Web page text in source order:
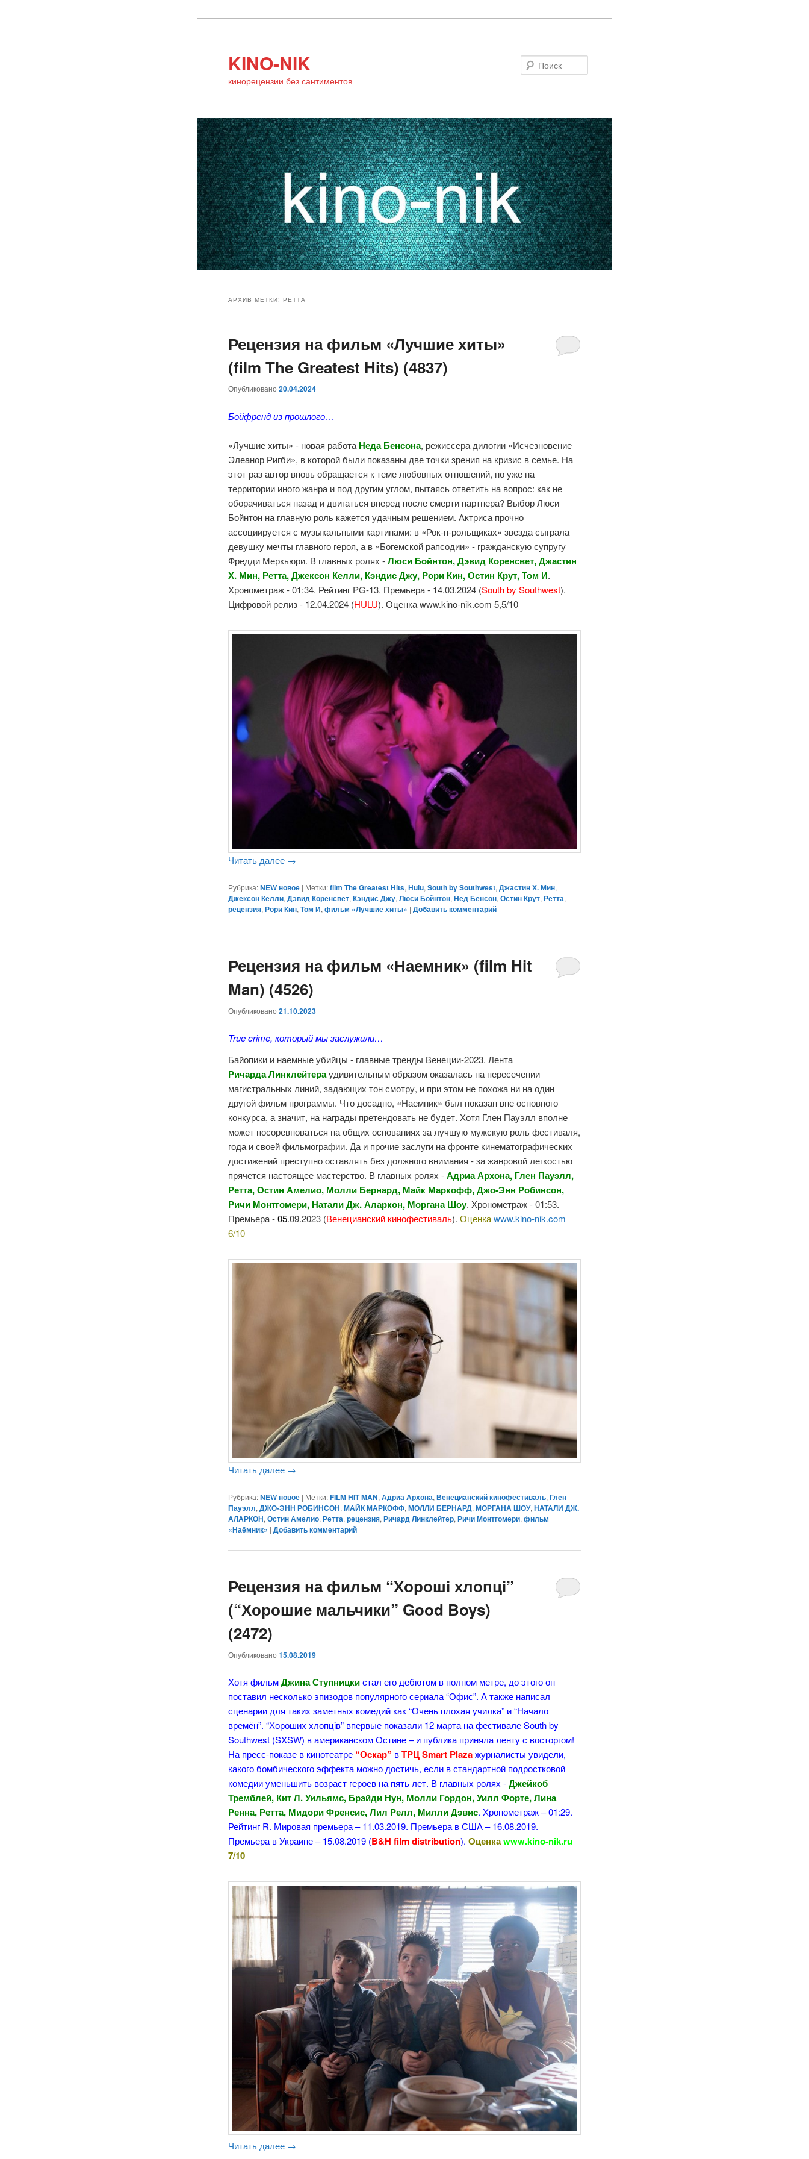
KINO-NIK
кинорецензии без сантиментов
основному
содержимому
дополнительному
содержимому
АРХИВ МЕТКИ:РЕТТА
Рецензия на фильм «Лучшие хиты»
(film The Greatest Hits) (4837)
Опубликовано20.04.2024
Бойфренд из прошлого…
«Лучшие хиты» - новая работа Неда Бенсона, режиссера дилогии «Исчезновение
Элеанор Ригби», в которой были показаны две точки зрения на кризис в семье. На
этот раз автор вновь обращается к теме любовных отношений, но уже на
территории иного жанра и под другим углом, пытаясь ответить на вопрос: как не
оборачиваться назад и двигаться вперед после смерти партнера? Выбор Люси
Бойнтон на главную роль кажется удачным решением. Актриса прочно
ассоциируется с музыкальными картинами: в «Рок-н-рольщиках» звезда сыграла
девушку мечты главного героя, а в «Богемской рапсодии» - гражданскую супругу
Фредди Меркьюри. В главных ролях -Люси Бойнтон, Дэвид Коренсвет, Джастин
Х. Мин, Ретта, Джексон Келли, Кэндис Джу, Рори Кин, Остин Крут, Том И.
Хронометраж - 01:34. Рейтинг PG-13. Премьера - 14.03.2024 (South by Southwest).
Цифровой релиз - 12.04.2024 (HULU). Оценка www.kino-nik.com 5,5/10
Читать далее →
Рубрика: NEW новое | Метки: film The Greatest Hits,Hulu,South by Southwest,Джастин Х. Мин,
Джексон Келли,Дэвид Коренсвет,Кэндис Джу,Люси Бойнтон,Нед Бенсон,Остин Крут,Ретта,
рецензия,Рори Кин,Том И,фильм «Лучшие хиты» |Добавить комментарий
Рецензия на фильм «Наемник» (film Hit
Man) (4526)
Опубликовано21.10.2023
True crime, который мы заслужили…
Байопики и наемные убийцы - главные тренды Венеции-2023. Лента
РичардаЛинклейтераудивительным образом оказалась на пересечении
магистральных линий, задающих тон смотру, и при этом не похожа ни на один
другой фильм программы. Что досадно, «Наемник» был показан вне основного
конкурса, а значит, на награды претендовать не будет. Хотя Глен Пауэлл вполне
может посоревноваться на общих основаниях за лучшую мужскую роль фестиваля,
года и своей фильмографии. Да и прочие заслуги на фронте кинематографических
достижений преступно оставлять без должного внимания - за жанровой легкостью
прячется настоящее мастерство. В главных ролях -Адриа Архона, Глен Пауэлл,
Ретта,Остин Амелио, Молли Бернард, Майк Маркофф,Джо-Энн Робинсон,
Ричи Монтгомери, Натали Дж. Аларкон, Моргана Шоу. Хронометраж - 01:53.
Премьера -05.09.2023 (Венецианский кинофестиваль).Оценкаwww.kino-nik.com
6/10
Читать далее →
Рубрика: NEW новое | Метки: FILM HIT MAN,Адриа Архона,Венецианский кинофестиваль,Глен
Пауэлл,ДЖО-ЭНН РОБИНСОН,МАЙК МАРКОФФ,МОЛЛИ БЕРНАРД,МОРГАНА ШОУ,НАТАЛИ ДЖ.
АЛАРКОН,Остин Амелио,Ретта,рецензия,Ричард Линклейтер,Ричи Монтгомери,фильм
«Наёмник» |Добавить комментарий
Рецензия на фильм “Хорошi хлопцi”
(“Хорошие мальчики” Good Boys)
(2472)
Опубликовано15.08.2019
Хотя фильмДжина Ступницки стал его дебютом в полном метре, до этого он
поставил несколько эпизодов популярного сериала “Офис”. А также написал
сценарии для таких заметных комедий как “Очень плохая училка” и “Начало
времён”. “Хороших хлопцiв” впервые показали 12 марта на фестивале South by
Southwest (SXSW) в американском Остине – и публика приняла ленту с восторгом!
На пресс-показе в кинотеатре “Оскар” вТРЦ Smart Plazaжурналисты увидели,
какого бомбического эффекта можно достичь, если в стандартной подростковой
комедии уменьшить возраст героев на пять лет. В главных ролях -Джейкоб
Тремблей, Кит Л. Уильямс, Брэйди Нун, Молли Гордон, Уилл Форте, Лина
Ренна, Ретта, Мидори Френсис, Лил Релл, Милли Дэвис. Хронометраж – 01:29.
Рейтинг R. Мировая премьера – 11.03.2019. Премьера в США – 16.08.2019.
Премьера в Украине – 15.08.2019 (B&H film distribution).Оценкаwww.kino-nik.ru
7/10
Читать далее →